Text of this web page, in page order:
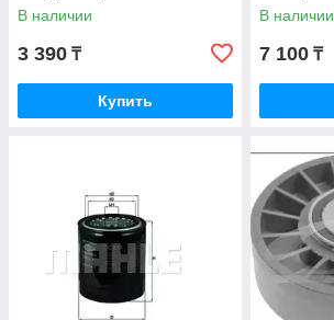
В наличии
3 390 ₸
Купить
В наличии
7 100 ₸